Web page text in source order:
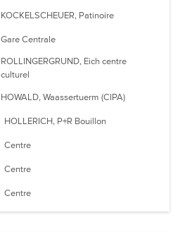
KOCKELSCHEUER, Patinoire
Gare Centrale
ROLLINGERGRUND, Eich centre
culturel
HOWALD, Waassertuerm (CIPA)
HOLLERICH, P+R Bouillon
Centre
Centre
Centre